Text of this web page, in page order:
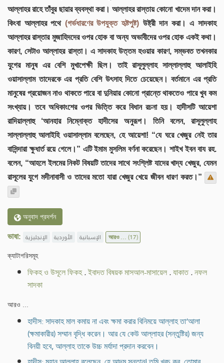
আল্লাহর রাহে তাঁবুর ছায়ার ব্যবস্থা করা। আল্লাহর রাস্তায় কোনো খাদেম দান করা।
কিংবা আল্লাহর পথে (গর্ভধারণের উপযুক্ত হৃষ্টপুষ্ট) উষ্ট্রী দান করা। এ সাদকাহ
আল্লাহর রাস্তার মুজাহিদদের ওপর হোক বা অন্য অভাবীদের ওপর হোক একই কথা।
কারণ, সেটাও আল্লাহর রাস্তা। এ সাদকাহ উত্তম হওয়ার কারণ, সম্ভবত তখনকার
যুগের মানুষ এর বেশি মুখাপেক্ষী ছিল। তাই রাসূলুল্লাহ সাল্লাল্লাহু আলাইহি
ওয়াসাল্লাম তাদেরকে এর প্রতি বেশি উৎসাহ দিতে চেয়েছেন। বর্তমানে এর প্রতি
মানুষের প্রয়োজন নাও থাকতে পারে বা দুনিয়ার কোনো প্রান্তে থাকতেও পারে খুব কম
সংখ্যায়। তবে অধিকাংশের ওপর ভিত্তি করে বিধান রচনা হয়। হাদীসটি আয়েশা
রাদিয়াল্লাহু ‘আনহার নিম্নোক্ত হাদীসের অনুরূপ। তিনি বলেন, রাসূলুল্লাহ
সাল্লাল্লাহু আলাইহি ওয়াসাল্লাম বলেছেন, হে আয়েশা! “যে ঘরে খেজুর নেই তার
বাসিন্দারা ক্ষুধার্ত রয়ে গেলে।” এটি ইমাম মুসলিম বর্ণনা করেছেন। শাইখ ইবন বায রহ.
বলেন, “আহলে ইলমের নিকট বিষয়টি তাদের সাথে সংশ্লিষ্ট যাদের খাদ্য খেজুর, যেমন
রাসূলের যুগে মদীনাবাসী ও তাদের মতো যারা খেজুর খেয়ে জীবন ধারণ করত।”
অনুবাদ প্রদর্শন
ভাষা: الإنجليزية الأوردية الإسبانية আরও ...(17)
ক্যাটাগরিসমূহ
ফিকহ ও উসূলে ফিকহ.ইবাদত বিষয়ক মাসআল-মাসায়েল.যাকাত.নফল
সাদকা
আরও ...
হাদীস: সাদকাহ মাল কমায় না এবং ক্ষমা করার বিনিময়ে আল্লাহ তা‘আলা
(ক্ষমাকারীর) সম্মান বৃদ্ধি করেন। আর যে কেউ আল্লাহর (সন্তুষ্টির) জন্য
বিনয়ী হবে, আল্লাহ তাকে উচ্চ মর্যাদা প্রদান করবেন।